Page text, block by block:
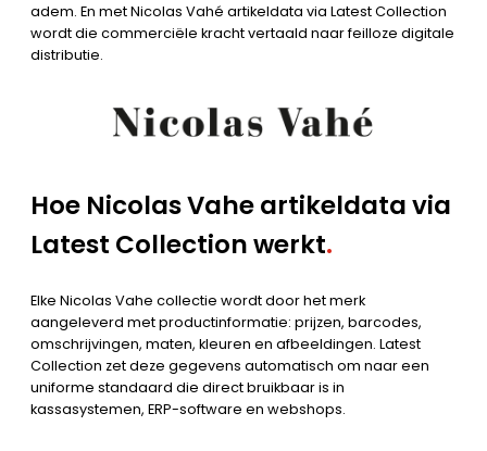
adem. En met Nicolas Vahé artikeldata via Latest Collection
wordt die commerciële kracht vertaald naar feilloze digitale
distributie.
Hoe Nicolas Vahe artikeldata via
Latest Collection werkt.
Elke Nicolas Vahe collectie wordt door het merk
aangeleverd met productinformatie: prijzen, barcodes,
omschrijvingen, maten, kleuren en afbeeldingen. Latest
Collection zet deze gegevens automatisch om naar een
uniforme standaard die direct bruikbaar is in
kassasystemen, ERP-software en webshops.